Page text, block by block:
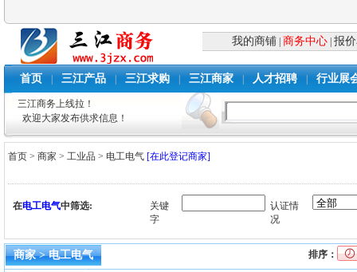
我的商铺 商务中心 |报
首页 三江产品 三江求购 三江商家 人才招聘 行业展
三江商务上线拉！
欢迎大家发布供求信息！
首页 >商家 >工业品> 电工电气 [在此登记商家]
在电工电气中筛选:
关键
字
认证情
况
商家 > 电工电气 排序：